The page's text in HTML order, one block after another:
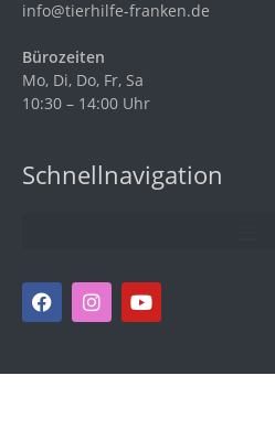
info@tierhilfe-franken.de
Bürozeiten
Mo, Di, Do, Fr, Sa
10:30 – 14:00 Uhr
Schnellnavigation